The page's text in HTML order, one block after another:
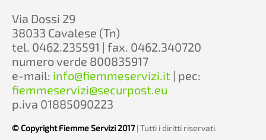
Via Dossi 29
38033 Cavalese (Tn)
tel. 0462.235591 | fax. 0462.340720
numero verde 800835917
e-mail: info@fiemmeservizi.it | pec:
fiemmeservizi@securpost.eu
p.iva 01885090223
© Copyright Fiemme Servizi 2017| Tutti i diritti riservati.